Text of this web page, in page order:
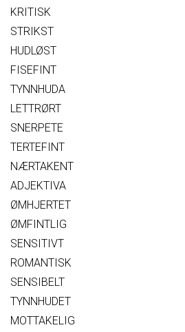
KRITISK
STRIKST
HUDLØST
FISEFINT
TYNNHUDA
LETTRØRT
SNERPETE
TERTEFINT
NÆRTAKENT
ADJEKTIVA
ØMHJERTET
ØMFINTLIG
SENSITIVT
ROMANTISK
SENSIBELT
TYNNHUDET
MOTTAKELIG